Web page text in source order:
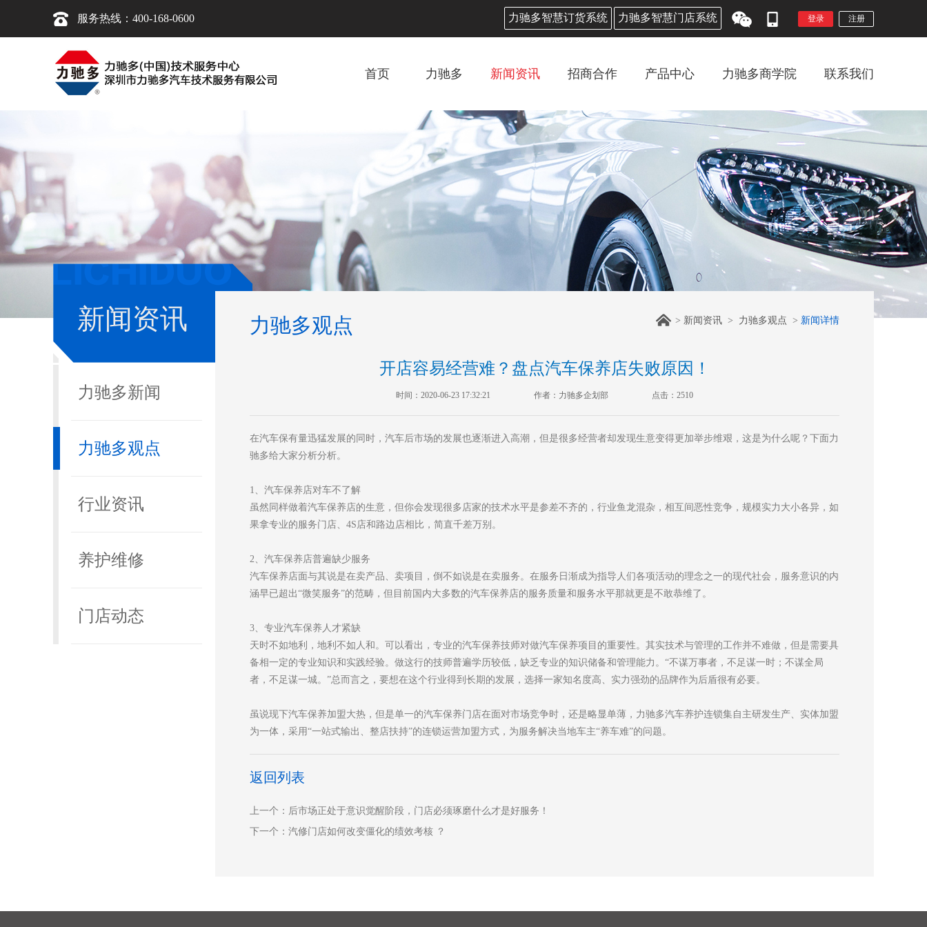
服务热线：400-168-0600 力驰多智慧订货系统 力驰多智慧门店系统 注册
登录
联系我们
力驰多商学院
产品中心
招商合作
新闻资讯
力驰多
首页
新闻资讯
力驰多新闻
力驰多观点
行业资讯
养护维修
门店动态
力驰多观点 > 新闻资讯 > 力驰多观点 > 新闻详情
开店容易经营难？盘点汽车保养店失败原因！
时间：2020-06-23 17:32:21 作者：力驰多企划部 点击：2510
在汽车保有量迅猛发展的同时，汽车后市场的发展也逐渐进入高潮，但是很多经营者却发现生意变得更加举步维艰，这是为什么呢？下面力
驰多给大家分析分析。
1、汽车保养店对车不了解
虽然同样做着汽车保养店的生意，但你会发现很多店家的技术水平是参差不齐的，行业鱼龙混杂，相互间恶性竞争，规模实力大小各异，如
果拿专业的服务门店、4S店和路边店相比，简直千差万别。
2、汽车保养店普遍缺少服务
汽车保养店面与其说是在卖产品、卖项目，倒不如说是在卖服务。在服务日渐成为指导人们各项活动的理念之一的现代社会，服务意识的内
涵早已超出“微笑服务”的范畴，但目前国内大多数的汽车保养店的服务质量和服务水平那就更是不敢恭维了。
3、专业汽车保养人才紧缺
天时不如地利，地利不如人和。可以看出，专业的汽车保养技师对做汽车保养项目的重要性。其实技术与管理的工作并不难做，但是需要具
备相一定的专业知识和实践经验。做这行的技师普遍学历较低，缺乏专业的知识储备和管理能力。“不谋万事者，不足谋一时；不谋全局
者，不足谋一城。”总而言之，要想在这个行业得到长期的发展，选择一家知名度高、实力强劲的品牌作为后盾很有必要。
虽说现下汽车保养加盟大热，但是单一的汽车保养门店在面对市场竞争时，还是略显单薄，力驰多汽车养护连锁集自主研发生产、实体加盟
为一体，采用“一站式输出、整店扶持”的连锁运营加盟方式，为服务解决当地车主“养车难”的问题。
返回列表
上一个：后市场正处于意识觉醒阶段，门店必须琢磨什么才是好服务！
下一个：汽修门店如何改变僵化的绩效考核 ？